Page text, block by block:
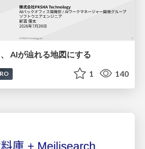
AIが辿れる地図にする
1 140